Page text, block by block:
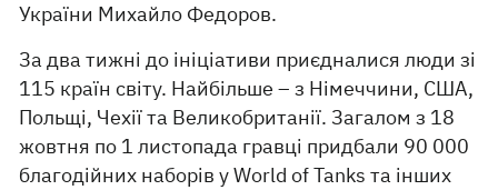
України Михайло Федоров.
За два тижні до ініціативи приєдналися люди зі
115 країн світу. Найбільше – з Німеччини, США,
Польщі, Чехії та Великобританії. Загалом з 18
жовтня по 1 листопада гравці придбали 90 000
благодійних наборів у World of Tanks та інших